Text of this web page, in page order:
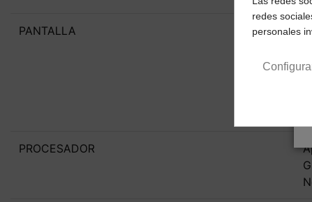
PANTALLA
PROCESADOR
redes
personales